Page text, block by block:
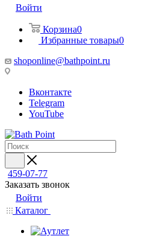
Войти
Корзина0
Избранные товары0
shoponline@bathpoint.ru
Вконтакте
Telegram
YouTube
459-07-77
Заказать звонок
Войти
Каталог